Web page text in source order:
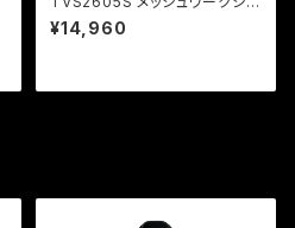
ツ
¥14,960